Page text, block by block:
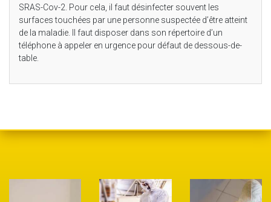
SRAS-Cov-2. Pour cela, il faut désinfecter souvent les
surfaces touchées par une personne suspectée d’être atteint
de la maladie. Il faut disposer dans son répertoire d’un
téléphone à appeler en urgence pour défaut de dessous-de-
table.